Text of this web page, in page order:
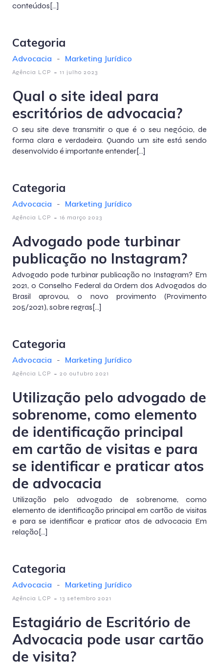
conteúdos[…]
Categoria
Advocacia - Marketing Jurídico
Agência LCP - 11 julho 2023
Qual o site ideal para
escritórios de advocacia?
O seu site deve transmitir o que é o seu negócio, de
forma clara e verdadeira. Quando um site está sendo
desenvolvido é importante entender[…]
Categoria
Advocacia - Marketing Jurídico
Agência LCP - 16 março 2023
Advogado pode turbinar
publicação no Instagram?
Advogado pode turbinar publicação no Instagram? Em
2021, o Conselho Federal da Ordem dos Advogados do
Brasil aprovou, o novo provimento (Provimento
205/2021), sobre regras[…]
Categoria
Advocacia - Marketing Jurídico
Agência LCP - 20 outubro 2021
Utilização pelo advogado de
sobrenome, como elemento
de identificação principal
em cartão de visitas e para
se identificar e praticar atos
de advocacia
Utilização pelo advogado de sobrenome, como
elemento de identificação principal em cartão de visitas
e para se identificar e praticar atos de advocacia Em
relação[…]
Categoria
Advocacia - Marketing Jurídico
Agência LCP - 13 setembro 2021
Estagiário de Escritório de
Advocacia pode usar cartão
de visita?